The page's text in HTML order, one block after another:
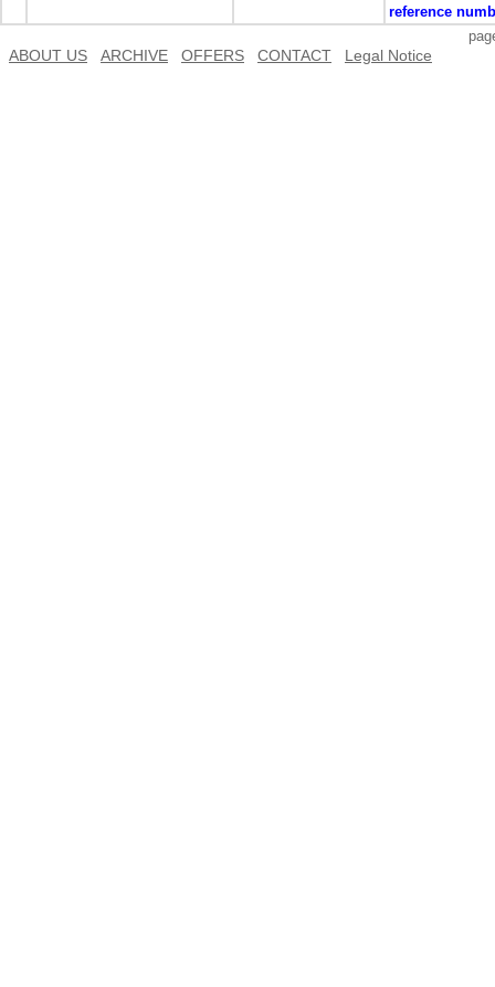
reference
ABOUT US ARCHIVE OFFERS CONTACT Legal Notice